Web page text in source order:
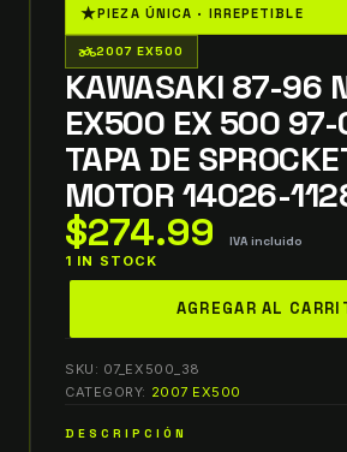
★PIEZA ÚNICA · IRREPETIBLE
two_wheeler2007 EX500
KAWASAKI 87-96
EX500 EX 500
TAPA DE
MOTOR 14026-
$274.99 IVA incluido
1 IN STOCK
ninja
EX
AGREGAR AL
SKU: 07_EX500_38
CATEGORY: 2007 EX500
DESCRIPCIÓN